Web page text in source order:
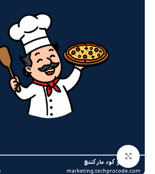
انقر للتكبير